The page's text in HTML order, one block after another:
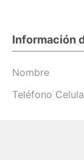
Información
Nombre
Teléfono